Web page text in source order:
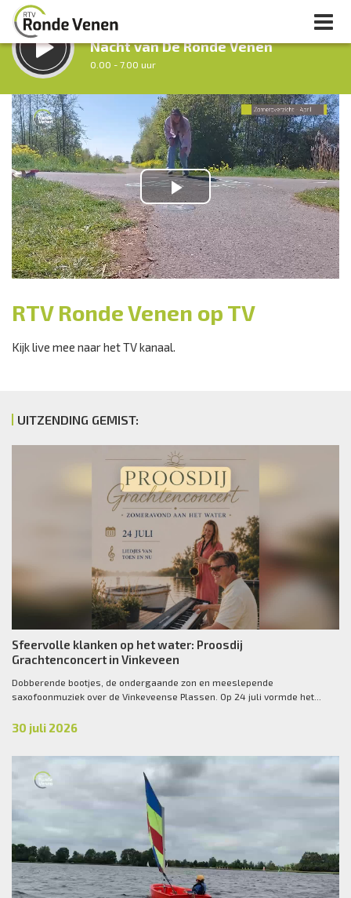
LUISTER LIVE:
Nacht van De Ronde Venen
0.00 - 7.00 uur
STRAKS:
Ochtendronde
7.00 - 12.00 uur
Vorig uur
uur 1 van 0 Volgend uur
Inklappen
Deel deze video!
RTV Ronde Venen op TV
Kijk live mee naar het TV kanaal.
UITZENDING GEMIST:
Sfeervolle klanken op het water: Proosdij
Grachtenconcert in Vinkeveen
Dobberende bootjes, de ondergaande zon en meeslepende
saxofoonmuziek over de Vinkeveense Plassen. Op 24 juli vormde het...
30 juli 2026